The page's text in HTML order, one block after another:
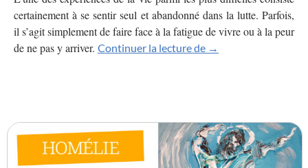
certainement à se sentir seul et abandonné dans la lutte. Parfois,
il s’agit simplement de faire face à la fatigue de vivre ou à la peur
de ne pas y arriver. Continuer la lecture de Un Dieu à nos côtés
→